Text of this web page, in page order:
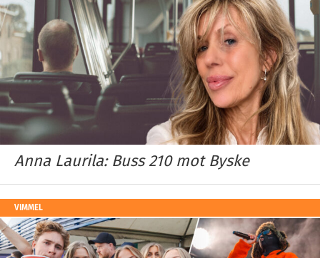
Anna Laurila: Buss 210 mot Byske
VIMMEL